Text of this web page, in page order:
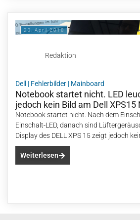
23. April 2018
Redaktion
Dell | Fehlerbilder | Mainboard
Notebook startet nicht. LED
jedoch kein Bild am Dell XPS15
Notebook startet nicht. Nach dem
Einschalt-LED, danach sind
Display des DELL XPS 15 zeigt jedoch
Weiterlesen